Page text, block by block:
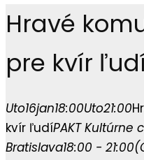
Hravé
pre kvír
Uto16jan18:00Uto21:00
kvír ľudíPAKT Kultúrne
Bratislava18:00 - 21:00